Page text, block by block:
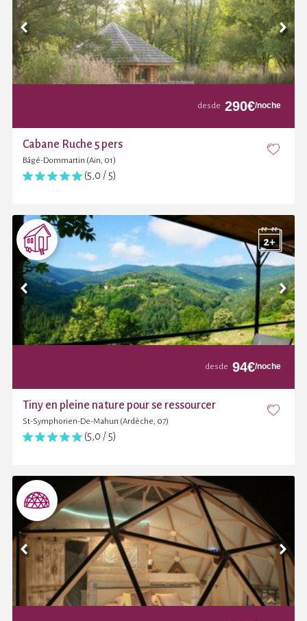
desde 290€/noche
Cabane Ruche 5 pers
Bâgé-Dommartin (Ain, 01)
(5,0 / 5)
desde 94€/noche
Tiny en pleine nature pour se ressourcer
St-Symphorien-De-Mahun (Ardèche, 07)
(5,0 / 5)